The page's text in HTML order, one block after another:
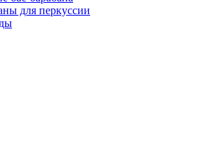
для перкуссии